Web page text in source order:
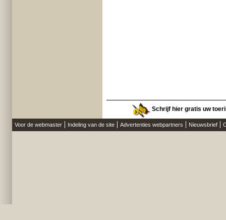
Schrijf hier gratis uw
Voor de webmaster Indeling van de site Advertenties webpartners Nieuwsbrief